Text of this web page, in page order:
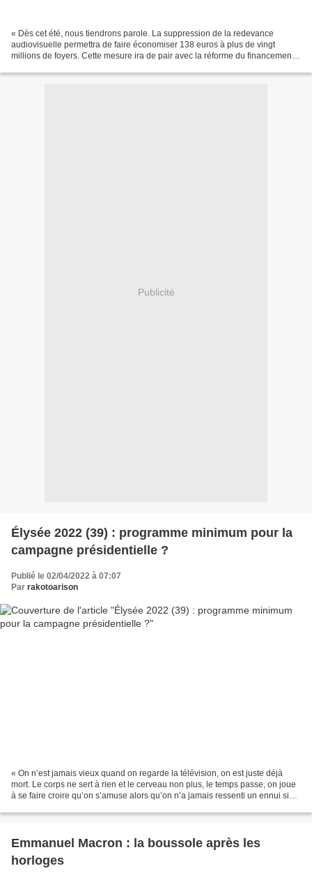
« Dès cet été, nous tiendrons parole. La suppression de la redevance
audiovisuelle permettra de faire économiser 138 euros à plus de vingt
millions de foyers. Cette mesure ira de pair avec la réforme du financement
Publicité
Élysée 2022 (39) : programme minimum pour la
campagne présidentielle ?
Publié le 02/04/2022 à 07:07
Par rakotoarison
« On n’est jamais vieux quand on regarde la télévision, on est juste déjà
mort. Le corps ne sert à rien et le cerveau non plus, le temps passe, on joue
à se faire croire qu’on s’amuse alors qu’on n’a jamais ressenti un ennui si
Emmanuel Macron : la boussole après les
horloges